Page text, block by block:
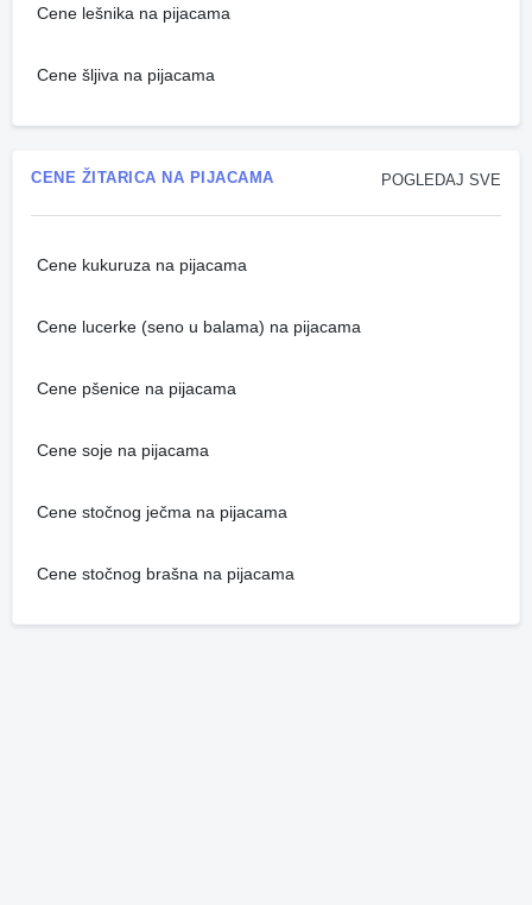
Cene lešnika na pijacama
Cene šljiva na pijacama
POGLEDAJ SVE
CENE ŽITARICA NA PIJACAMA
Cene kukuruza na pijacama
Cene lucerke (seno u balama) na pijacama
Cene pšenice na pijacama
Cene soje na pijacama
Cene stočnog ječma na pijacama
Cene stočnog brašna na pijacama